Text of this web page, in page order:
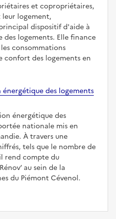
et copropriétaires,
logement,
dispositif d'aide à
logements. Elle finance
consommations
des logements en
des logements
énergétique des
nationale mis en
À travers une
tels que le nombre de
rend compte du
au sein de la
du Piémont Cévenol.